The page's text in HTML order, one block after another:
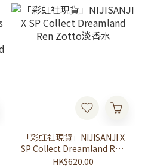
「彩虹社現貨」NIJISANJI X
SP Collect Dreamland Ren
Zotto淡香水
HK$620.00